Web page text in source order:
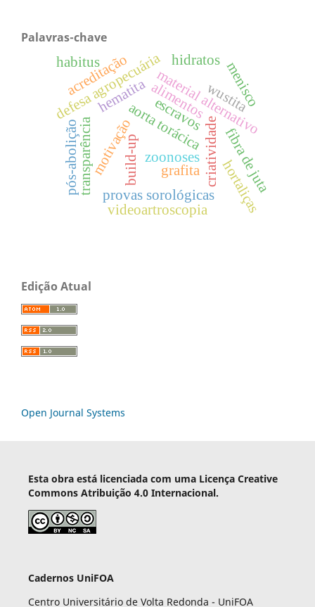
Palavras-chave
transparência aorta torácicacriatividade
material alternativo
motivação zoonoses
defesa agropecuária
provas sorológicas
wustita
videoartroscopia
menisco
acreditação
escravos
pós-abolição fibra de juta
hematita
hortaliças
alimentos
build-up grafita
hidratos
habitus
Edição Atual
Open Journal Systems
Esta obra está licenciada com uma Licença Creative
Commons Atribuição 4.0 Internacional.
Cadernos UniFOA
Centro Universitário de Volta Redonda - UniFOA